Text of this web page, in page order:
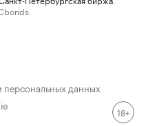
данных
18+